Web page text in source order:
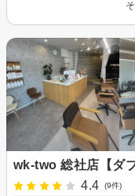
wk-two 総社店【ダ
4.4
(9件)